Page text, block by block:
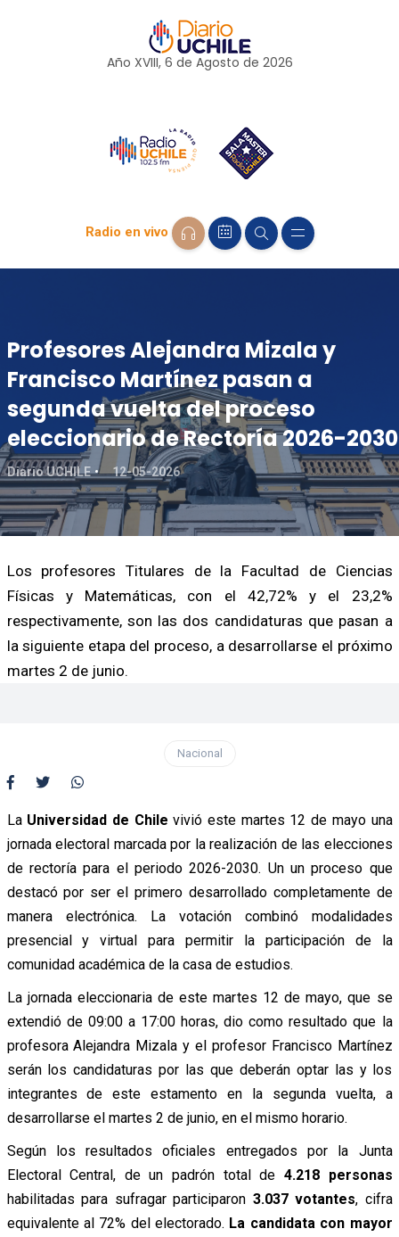
Año XVIII, 6 de Agosto de 2026
Radio en vivo
Profesores Alejandra Mizala y
Francisco Martínez pasan a
segunda vuelta del proceso
eleccionario de Rectoría 2026-2030
Diario UCHILE 12-05-2026
Los profesores Titulares de la Facultad de Ciencias
Físicas y Matemáticas, con el 42,72% y el 23,2%
respectivamente, son las dos candidaturas que pasan a
la siguiente etapa del proceso, a desarrollarse el próximo
martes 2 de junio.
Nacional
La Universidad de Chile vivió este martes 12 de mayo una
jornada electoral marcada por la realización de las elecciones
de rectoría para el periodo 2026-2030. Un un proceso que
destacó por ser el primero desarrollado completamente de
manera electrónica. La votación combinó modalidades
presencial y virtual para permitir la participación de la
comunidad académica de la casa de estudios.
La jornada eleccionaria de este martes 12 de mayo, que se
extendió de 09:00 a 17:00 horas, dio como resultado que la
profesora Alejandra Mizala y el profesor Francisco Martínez
serán los candidaturas por las que deberán optar las y los
integrantes de este estamento en la segunda vuelta, a
desarrollarse el martes 2 de junio, en el mismo horario.
Según los resultados oficiales entregados por la Junta
Electoral Central, de un padrón total de 4.218 personas
habilitadas para sufragar participaron 3.037 votantes, cifra
equivalente al 72% del electorado. La candidata con mayor